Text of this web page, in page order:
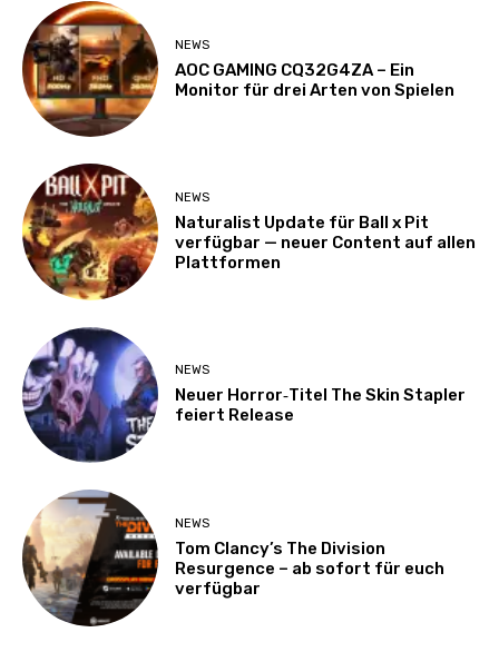
NEWS
AOC GAMING CQ32G4ZA – Ein
Monitor für drei Arten von Spielen
NEWS
Naturalist Update für Ball x Pit
verfügbar — neuer Content auf allen
Plattformen
NEWS
Neuer Horror‑Titel The Skin Stapler
feiert Release
NEWS
Tom Clancy’s The Division
Resurgence – ab sofort für euch
verfügbar